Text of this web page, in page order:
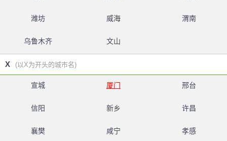
潍坊 威海 渭南
乌鲁木齐 文山
X (以X为开头的城市名)
宣城 厦门 邢台
信阳 新乡 许昌
襄樊 咸宁 孝感